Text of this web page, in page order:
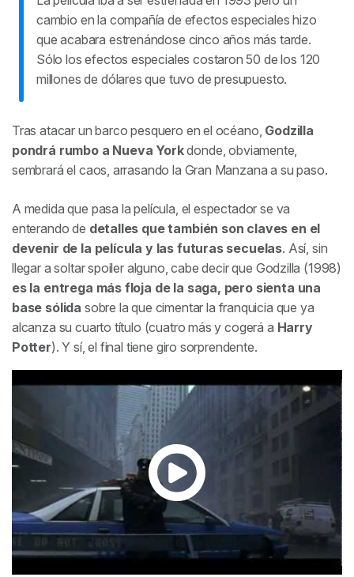
cambio en la compañía de efectos especiales hizo
que acabara estrenándose cinco años más tarde.
Sólo los efectos especiales costaron 50 de los 120
millones de dólares que tuvo de presupuesto.
Tras atacar un barco pesquero en el océano, Godzilla
pondrá rumbo a Nueva Yorkdonde, obviamente,
sembrará el caos, arrasando la Gran Manzana a su paso.
A medida que pasa la película, el espectador se va
enterando de detalles que también son claves en el
devenir de la película y las futuras secuelas. Así, sin
llegar a soltar spoiler alguno, cabe decir que Godzilla (1998)
es la entrega más floja de la saga, pero sienta una
base sólida sobre la que cimentar la franquicia que ya
alcanza su cuarto título (cuatro más y cogerá a Harry
Potter). Y sí, el final tiene giro sorprendente.